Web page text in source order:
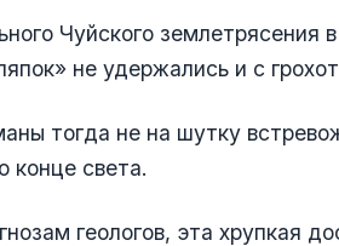
Чуйского землетрясения
не удержались и с
тогда не на шутку
конце света.
геологов, эта хрупкая